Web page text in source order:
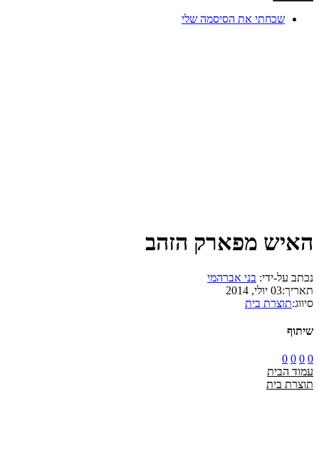
שכחתי את הסיסמה שלי
האיש מפארק הזהב
נכתב על-ידי: בני אברהמי
תאריך:03 יולי, 2014
סיווג:תוצרת בית
שיתוף
0
0
0
0
עמוד הבית
תוצרת בית